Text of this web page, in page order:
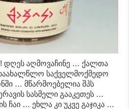
დღეს აღმოვაჩინე … ქალთა
საქველმოქმედო
… მწარმოებელია შპს
სასმელი გააკეთეს …
ჩაი … ეხლა კი უკვე გაჯიკა …